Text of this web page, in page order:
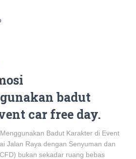
badut
car free day.
Badut Karakter di Event
Jalan Raya dengan Senyuman dan
bukan sekadar ruang bebas